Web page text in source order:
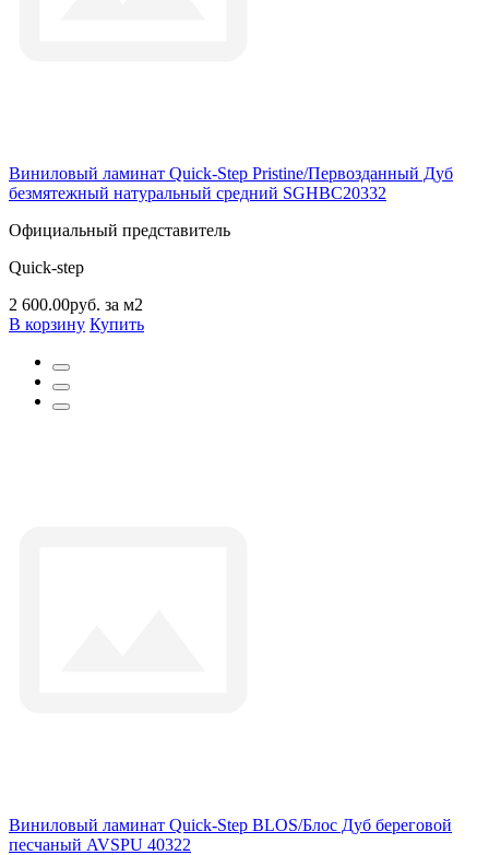
Виниловый ламинат Quick-Step Pristine/Первозданный Дуб
безмятежный натуральный cредний SGHBC20332
Официальный представитель
Quick-step
2 600.00руб. за м2
В корзину Купить
Виниловый ламинат Quick-Step BLOS/Блос Дуб береговой
песчаный AVSPU 40322